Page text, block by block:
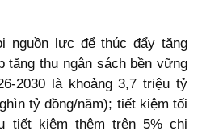
nguồn lực để thúc đẩy tăng
tăng thu ngân sách bền vững
2030 là khoảng 3,7 triệu tỷ
tỷ đồng/năm); tiết kiệm tối
tiết kiệm thêm trên 5% chi